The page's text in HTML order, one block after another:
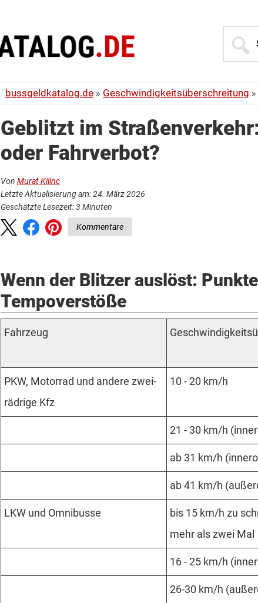
bussgeldkatalog.de Geschwindigkeitsüberschreitung
Geblitzt im
oder Fahrverbot?
Von Murat Kilinc
Letzte Aktualisierung am: 24. März 2026
Geschätzte Lesezeit:3 Minuten
Kommentare
Wenn der Blitzer auslöst:
Tempoverstöße
Fahr­zeug
PKW, Motorrad und an­dere zwei­
räd­rige Kfz
10 - 20 km/h
21 - 30 km/h
ab 31 km/h
ab 41 km/h
LKW und Om­ni­busse
bis 15 km/h zu
mehr als zwei Mal
16 - 25 km/h
26­-30 km­/h